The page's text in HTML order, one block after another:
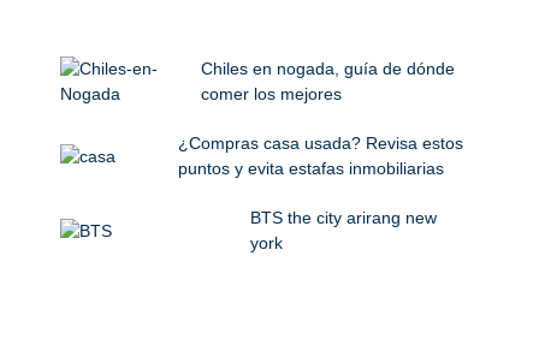
Chiles en nogada, guía de dónde
comer los mejores
¿Compras casa usada? Revisa estos
puntos y evita estafas inmobiliarias
BTS the city arirang new
york